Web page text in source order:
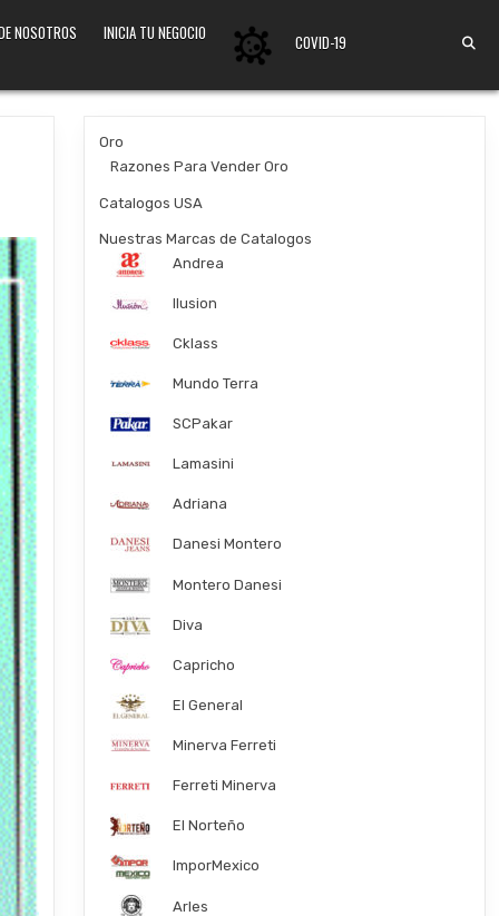
NOSOTROS INICIA TU NEGOCIO COVID-19
Oro
Razones Para Vender Oro
Catalogos USA
Nuestras Marcas de Catalogos
Andrea
Ilusion
Cklass
Mundo Terra
SCPakar
Lamasini
Adriana
Danesi Montero
Montero Danesi
Diva
Capricho
El General
Minerva Ferreti
Ferreti Minerva
El Norteño
ImporMexico
Arles